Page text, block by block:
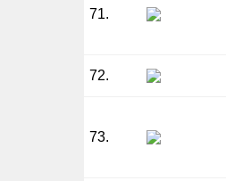
71.
72.
73.